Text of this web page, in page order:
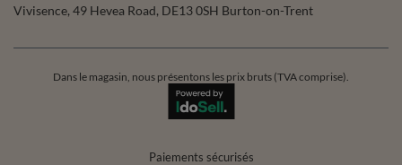
Vivisence, 49 Hevea Road, DE13 0SH Burton-on-Trent
Dans le magasin, nous présentons les prix bruts (TVA comprise).
Paiements sécurisés